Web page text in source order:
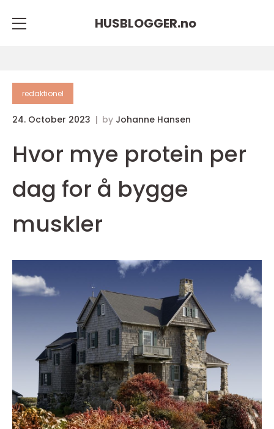
HUSBLOGGER.no
redaktionel
24. October 2023 by Johanne Hansen
Hvor mye protein per
dag for å bygge
muskler